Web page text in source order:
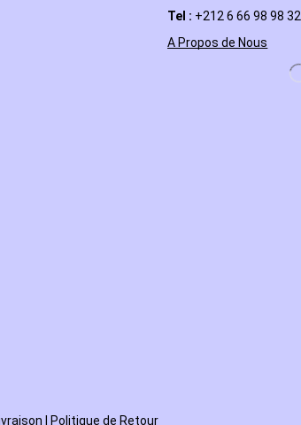
Tel : +212 6 66 98 98 32
A Propos de Nous
Politique de Retour